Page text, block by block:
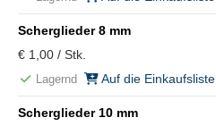
Scherglieder 8 mm
€ 1,00 / Stk.
Lagernd Auf die Einkaufsliste
Scherglieder 10 mm